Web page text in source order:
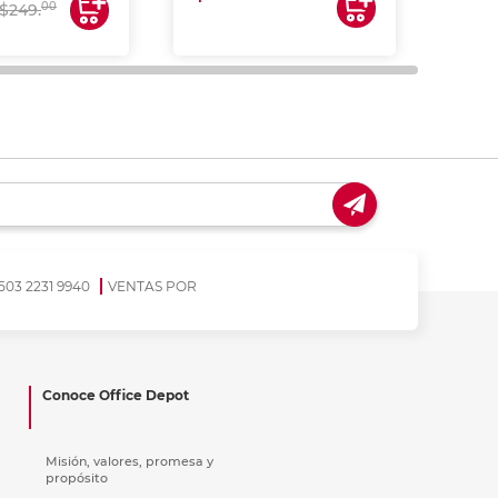
$249.00
2231 9940 VENTAS POR
Conoce Office Depot
Misión, valores, promesa y
propósito